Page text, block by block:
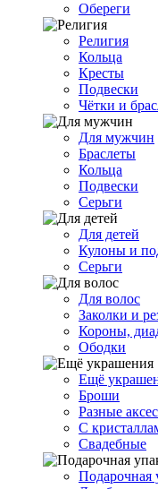
Обереги
Религия
Кольца
Кресты
Подвески
Чётки и
Для мужчин
Браслеты
Кольца
Подвески
Серьги
Для детей
Кулоны и
Серьги
Для волос
Заколки и
Короны,
Ободки
Ещё
Броши
Разные
С
Свадебные
Подарочная